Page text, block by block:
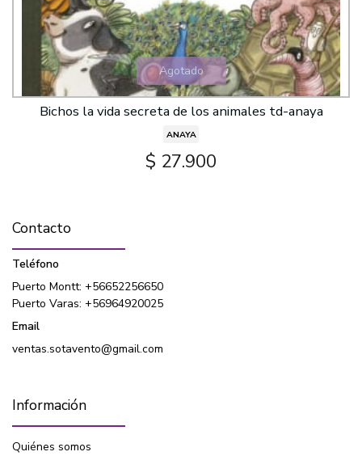
Agotado
Bichos la vida secreta de los animales td-anaya
ANAYA
$ 27.900
Contacto
Teléfono
Puerto Montt: +56652256650
Puerto Varas: +56964920025
Email
ventas.sotavento@gmail.com
Información
Quiénes somos